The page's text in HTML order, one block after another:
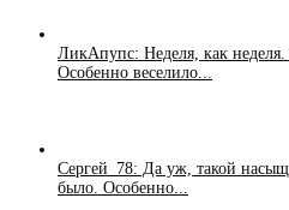
ЛикАпупс: Неделя, как
Особенно веселило...
Сергей_78: Да уж, такой
было. Особенно...